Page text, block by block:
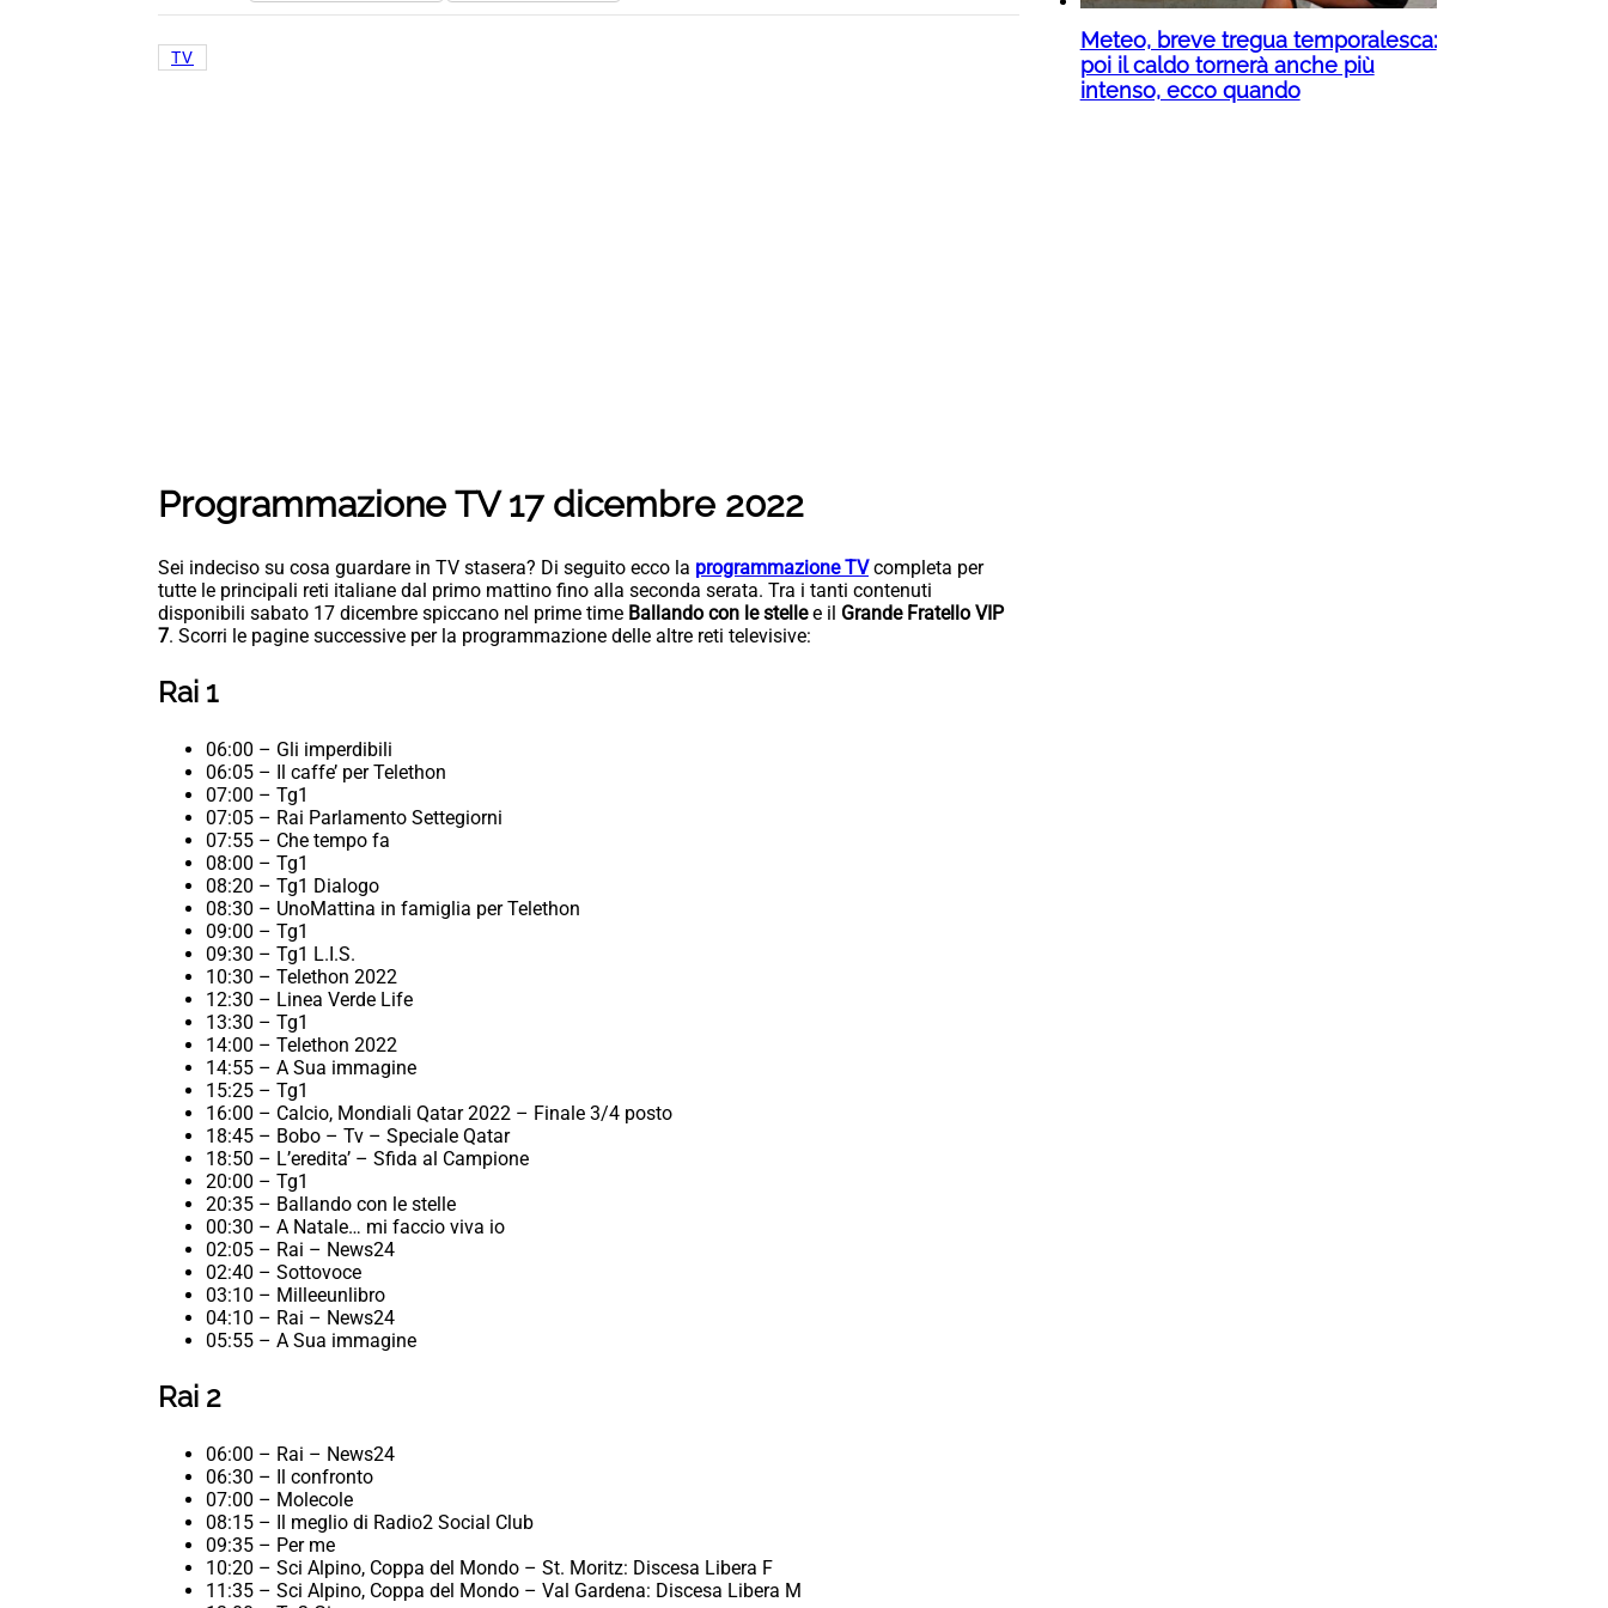
TV
Programmazione TV 17 dicembre 2022
Sei indeciso su cosa guardare in TV stasera? Di seguito ecco la programmazione TVcompleta per
tutte le principali reti italiane dal primo mattino fino alla seconda serata. Tra i tanti contenuti
disponibili sabato 17 dicembre spiccano nel prime time Ballando con le stellee il Grande Fratello VIP
7. Scorri le pagine successive per la programmazione delle altre reti televisive:
Rai 1
06:00 – Gli imperdibili
06:05 – Il caffe’ per Telethon
07:00 – Tg1
07:05 – Rai Parlamento Settegiorni
07:55 – Che tempo fa
08:00 – Tg1
08:20 – Tg1 Dialogo
08:30 – UnoMattina in famiglia per Telethon
09:00 – Tg1
09:30 – Tg1 L.I.S.
10:30 – Telethon 2022
12:30 – Linea Verde Life
13:30 – Tg1
14:00 – Telethon 2022
14:55 – A Sua immagine
15:25 – Tg1
16:00 – Calcio, Mondiali Qatar 2022 – Finale 3/4 posto
18:45 – Bobo – Tv – Speciale Qatar
18:50 – L’eredita’ – Sfida al Campione
20:00 – Tg1
20:35 – Ballando con le stelle
00:30 – A Natale… mi faccio viva io
02:05 – Rai – News24
02:40 – Sottovoce
03:10 – Milleeunlibro
04:10 – Rai – News24
05:55 – A Sua immagine
Rai 2
06:00 – Rai – News24
06:30 – Il confronto
07:00 – Molecole
08:15 – Il meglio di Radio2 Social Club
09:35 – Per me
10:20 – Sci Alpino, Coppa del Mondo – St. Moritz: Discesa Libera F
11:35 – Sci Alpino, Coppa del Mondo – Val Gardena: Discesa Libera M
Meteo, breve tregua temporalesca:
poi il caldo tornerà anche più
intenso, ecco quando